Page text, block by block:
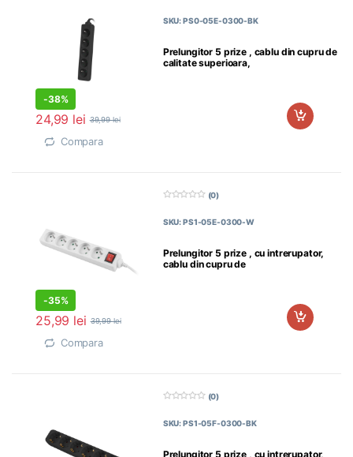
-38%
Prelungitor 5 prize , cablu din cupru de
calitate superioara,
iSKU: PS0-05E-0300-BK
24,99 lei 39,99lei
Compara
-35%
Prelungitor 5 prize , cu intrerupator,
cablu din cupru de
i
(0)
SKU: PS1-05E-0300-W
25,99 lei 39,99lei
Compara
Prelungitor 5 prize , cu intrerupator,
i
(0)
SKU: PS1-05F-0300-BK